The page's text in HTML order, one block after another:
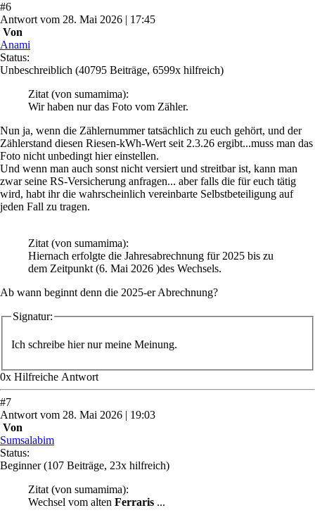
#6
Antwort vom 28. Mai 2026 | 17:45
Von
Anami
Status:
Unbeschreiblich (40795 Beiträge, 6599x hilfreich)
Zitat (von sumamima):
Wir haben nur das Foto vom Zähler.
Nun ja, wenn die Zählernummer tatsächlich zu euch gehört, und der
Zählerstand diesen Riesen-kWh-Wert seit 2.3.26 ergibt...muss man das
Foto nicht unbedingt hier einstellen.
Und wenn man auch sonst nicht versiert und streitbar ist, kann man
zwar seine RS-Versicherung anfragen... aber falls die für euch tätig
wird, habt ihr die wahrscheinlich vereinbarte Selbstbeteiligung auf
jeden Fall zu tragen.
Zitat (von sumamima):
Hiernach erfolgte die Jahresabrechnung für 2025 bis zu
dem Zeitpunkt (6. Mai 2026 )des Wechsels.
Ab wann beginnt denn die 2025-er Abrechnung?
Signatur:
Ich schreibe hier nur meine Meinung.
0x Hilfreiche Antwort
#7
Antwort vom 28. Mai 2026 | 19:03
Von
Sumsalabim
Status:
Beginner (107 Beiträge, 23x hilfreich)
Zitat (von sumamima):
Wechsel vom alten Ferraris ...